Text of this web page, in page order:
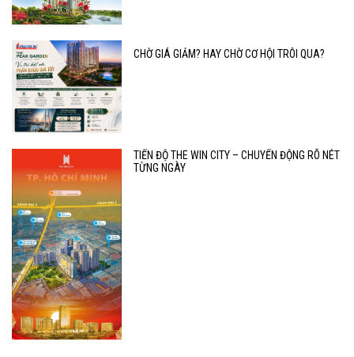
CHỜ GIÁ GIẢM? HAY CHỜ CƠ HỘI TRÔI QUA?
TIẾN ĐỘ THE WIN CITY – CHUYỂN ĐỘNG RÕ NÉT
TỪNG NGÀY